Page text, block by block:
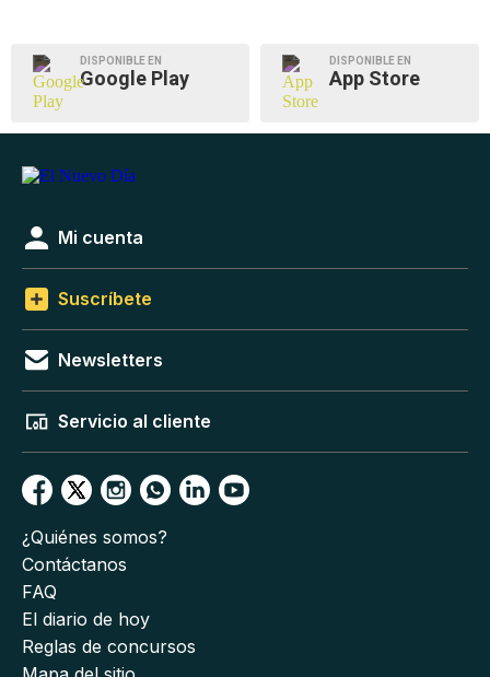
DISPONIBLE EN
Google Play
DISPONIBLE EN
App Store
Mi cuenta
Suscríbete
Newsletters
Servicio al cliente
¿Quiénes somos?
Contáctanos
FAQ
El diario de hoy
Reglas de concursos